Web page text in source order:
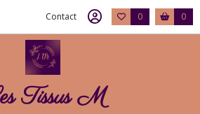
Contact 0 0
Tissus M